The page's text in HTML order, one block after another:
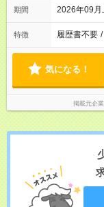
期間 2026年09
特徴 履歴書不要 /
気になる！
掲載元企